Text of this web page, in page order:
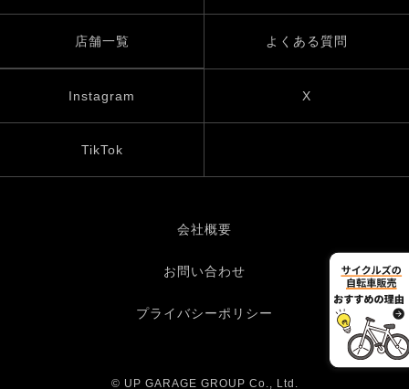
店舗一覧 よくある質問
Instagram X
TikTok
会社概要
お問い合わせ
プライバシーポリシー
© UP GARAGE GROUP Co., Ltd.